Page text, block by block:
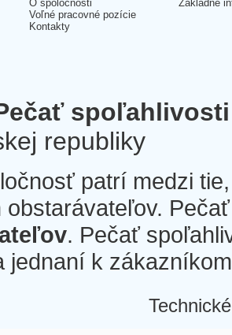
O spoločnosti
Voľné pracovné pozície
Kontakty
Základné
spoľahlivosti
republiky
patrí medzi
obstarávateľov.
. Pečať
jednaní k